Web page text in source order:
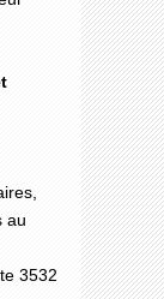
au
3532